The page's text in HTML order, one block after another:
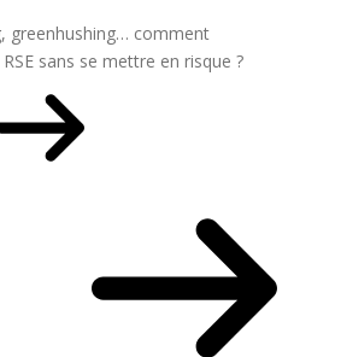
greenhushing… comment
sans se mettre en risque ?